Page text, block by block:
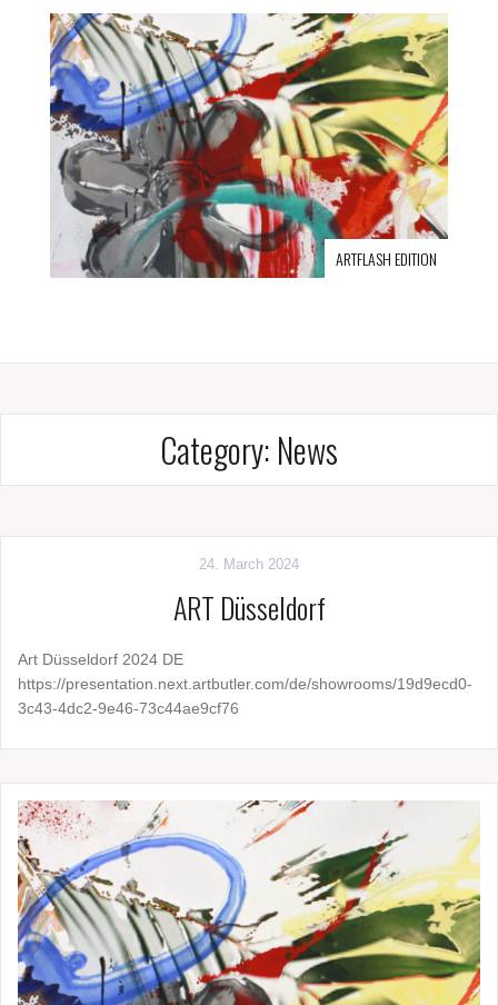
ARTFLASH EDITION
Category: News
24. March 2024
ART Düsseldorf
Art Düsseldorf 2024 DE
https://presentation.next.artbutler.com/de/showrooms/19d9ecd0-
3c43-4dc2-9e46-73c44ae9cf76